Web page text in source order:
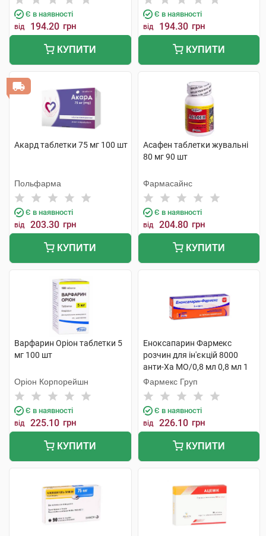
Є в наявності
від 194.20 грн
КУПИТИ
Є в наявності
від 194.30 грн
КУПИТИ
Акард таблетки 75 мг 100 шт
Польфарма
Є в наявності
від 203.30 грн
КУПИТИ
Асафен таблетки жувальні
80 мг 90 шт
Фармасайнс
Є в наявності
від 204.80 грн
КУПИТИ
Варфарин Оріон таблетки 5
мг 100 шт
Оріон Корпорейшн
Є в наявності
від 225.10 грн
КУПИТИ
Еноксапарин Фармекс
розчин для ін'єкцій 8000
анти-Ха МО/0,8 мл 0,8 мл 1
шприц
Фармекс Груп
Є в наявності
від 226.10 грн
КУПИТИ